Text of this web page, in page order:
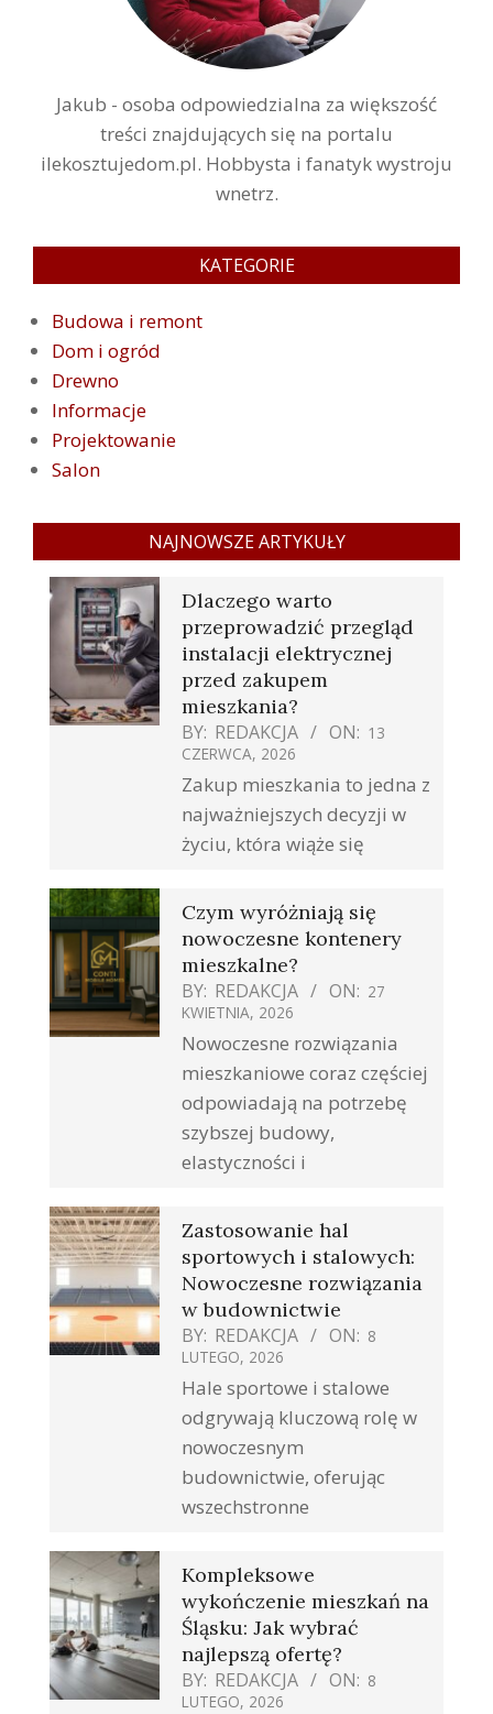
Jakub - osoba odpowiedzialna za większość
treści znajdujących się na portalu
ilekosztujedom.pl. Hobbysta i fanatyk wystroju
wnetrz.
KATEGORIE
Budowa i remont
Dom i ogród
Drewno
Informacje
Projektowanie
Salon
NAJNOWSZE ARTYKUŁY
Dlaczego warto
przeprowadzić przegląd
instalacji elektrycznej
przed zakupem
mieszkania?
BY: REDAKCJA ON: 13
CZERWCA, 2026
Zakup mieszkania to jedna z
najważniejszych decyzji w
życiu, która wiąże się
Czym wyróżniają się
nowoczesne kontenery
mieszkalne?
BY: REDAKCJA ON: 27
KWIETNIA, 2026
Nowoczesne rozwiązania
mieszkaniowe coraz częściej
odpowiadają na potrzebę
szybszej budowy,
elastyczności i
Zastosowanie hal
sportowych i stalowych:
Nowoczesne rozwiązania
w budownictwie
BY: REDAKCJA ON: 8
LUTEGO, 2026
Hale sportowe i stalowe
odgrywają kluczową rolę w
nowoczesnym
budownictwie, oferując
wszechstronne
Kompleksowe
wykończenie mieszkań na
Śląsku: Jak wybrać
najlepszą ofertę?
BY: REDAKCJA ON: 8
LUTEGO, 2026